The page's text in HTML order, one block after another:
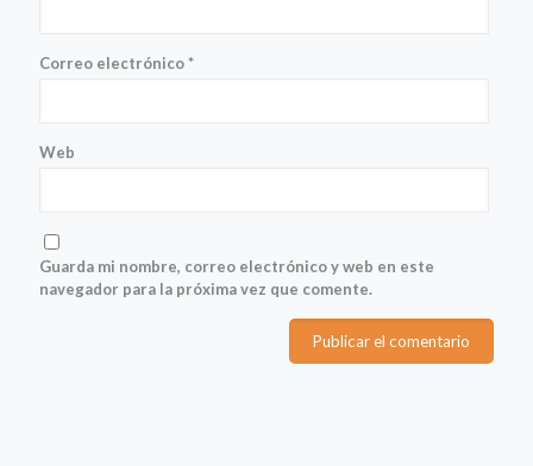
Correo electrónico*
Web
Guarda mi nombre, correo electrónico y web en este
navegador para la próxima vez que comente.